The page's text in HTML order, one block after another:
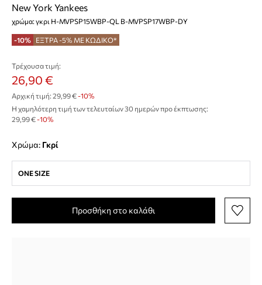
New York Yankees
χρώμα: γκρι H-MVPSP15WBP-QL B-MVPSP17WBP-DY
-10% ΕΞΤΡΑ -5% ΜΕ ΚΩΔΙΚΟ*
Τρέχουσα τιμή:
26,90 €
Αρχική τιμή: 29,99 €-10%
Η χαμηλότερη τιμή των τελευταίων 30 ημερών προ έκπτωσης:
29,99 € -10%
Χρώμα: γκρί
ONE SIZE
Προσθήκη στο καλάθι